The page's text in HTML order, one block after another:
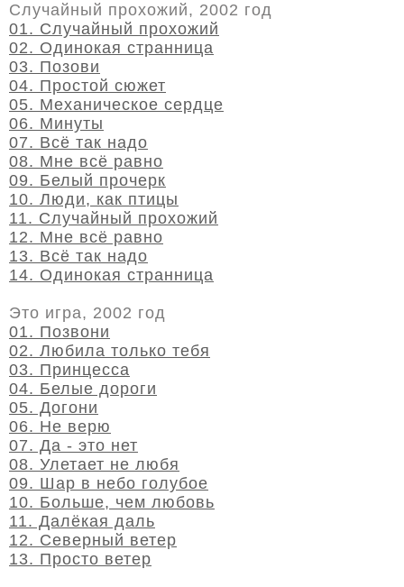
Случайный прохожий, 2002 год
01. Случайный прохожий
02. Одинокая странница
03. Позови
04. Простой сюжет
05. Механическое сердце
06. Минуты
07. Всё так надо
08. Мне всё равно
09. Белый прочерк
10. Люди, как птицы
11. Случайный прохожий
12. Мне всё равно
13. Всё так надо
14. Одинокая странница
Это игра, 2002 год
01. Позвони
02. Любила только тебя
03. Принцесса
04. Белые дороги
05. Догони
06. Не верю
07. Да - это нет
08. Улетает не любя
09. Шар в небо голубое
10. Больше, чем любовь
11. Далёкая даль
12. Северный ветер
13. Просто ветер